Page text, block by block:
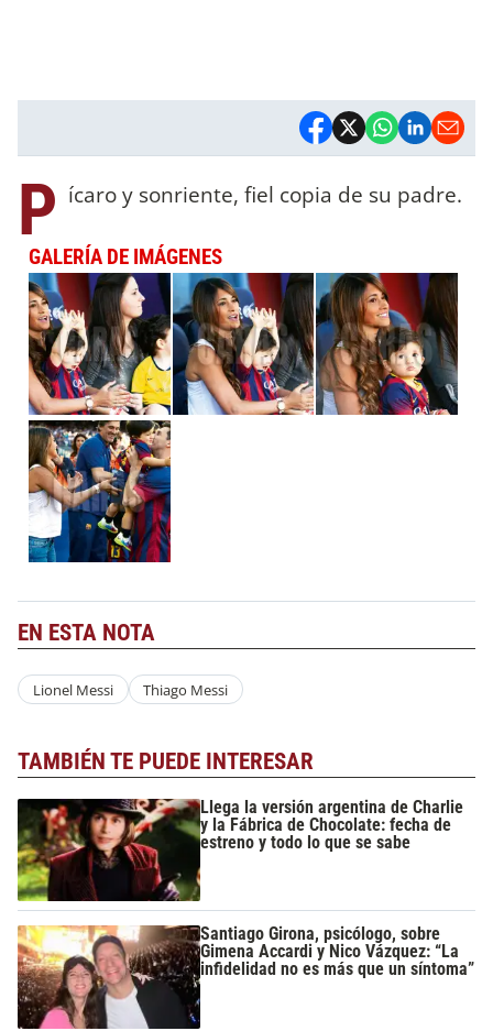
P ícaro y sonriente, fiel copia de su padre.
GALERÍA DE IMÁGENES
EN ESTA NOTA
Lionel Messi Thiago Messi
TAMBIÉN TE PUEDE INTERESAR
Llega la versión argentina de Charlie
y la Fábrica de Chocolate: fecha de
estreno y todo lo que se sabe
Santiago Girona, psicólogo, sobre
Gimena Accardi y Nico Vázquez: “La
infidelidad no es más que un síntoma”